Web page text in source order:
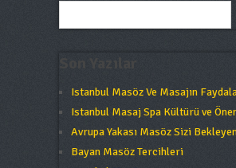
Istanbul Masöz Ve Masajın
Istanbul Masaj Spa Kültürü ve
Avrupa Yakası Masöz Sizi
Bayan Masöz Tercihleri